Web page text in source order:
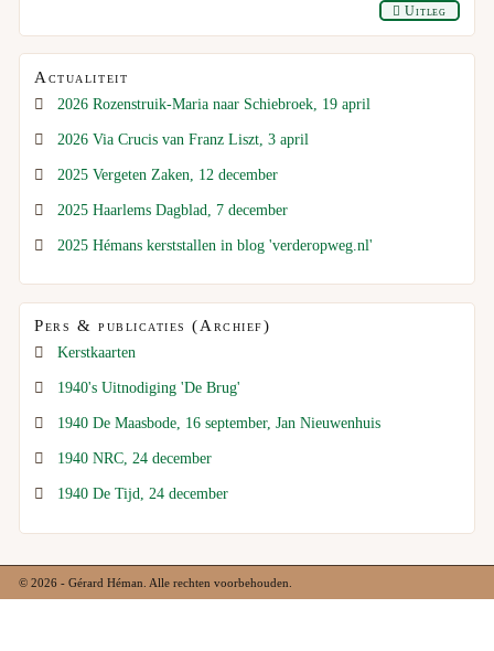
Uitleg
Actualiteit
2026 Rozenstruik-Maria naar Schiebroek, 19 april
2026 Via Crucis van Franz Liszt, 3 april
2025 Vergeten Zaken, 12 december
2025 Haarlems Dagblad, 7 december
2025 Hémans kerststallen in blog 'verderopweg.nl'
Pers & publicaties (Archief)
Kerstkaarten
1940's Uitnodiging 'De Brug'
1940 De Maasbode, 16 september, Jan Nieuwenhuis
1940 NRC, 24 december
1940 De Tijd, 24 december
© 2026 - Gérard Héman. Alle rechten voorbehouden.